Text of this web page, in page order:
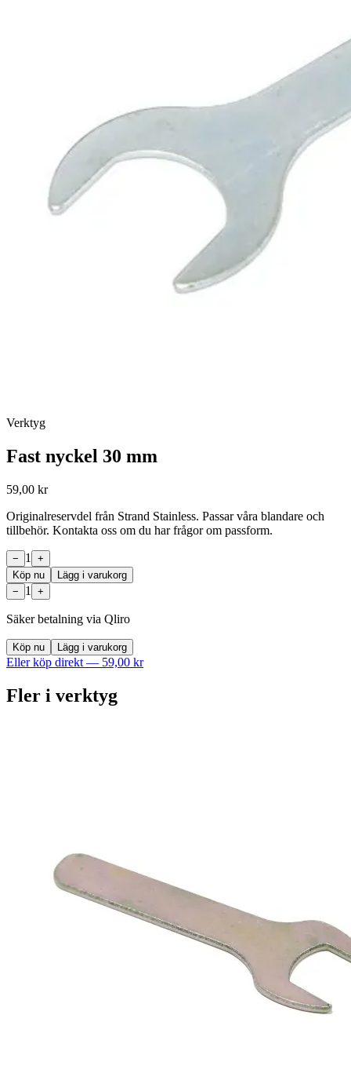
Verktyg
Fast nyckel 30 mm
59,00 kr
Originalreservdel från Strand Stainless. Passar våra blandare och
tillbehör. Kontakta oss om du har frågor om passform.
− 1
+
Köp nu
Lägg i varukorg
−
1 +
Säker betalning via Qliro
Köp nu Lägg i varukorg
Eller köp direkt — 59,00 kr
Fler i verktyg